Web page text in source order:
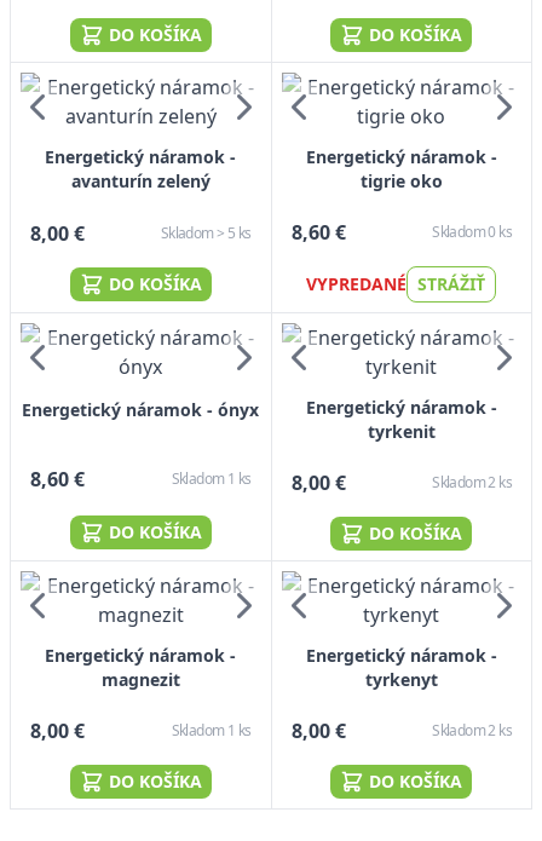
DO KOŠÍKA DO KOŠÍKA
Energetický náramok -
avanturín zelený
8,00 € Skladom > 5 ks
DO KOŠÍKA
Energetický náramok -
tigrie oko
8,60 € Skladom 0 ks
VYPREDANÉ STRÁŽIŤ
Energetický náramok - ónyx
8,60 € Skladom 1 ks
DO KOŠÍKA
Energetický náramok -
tyrkenit
8,00 € Skladom 2 ks
DO KOŠÍKA
Energetický náramok -
magnezit
8,00 € Skladom 1 ks
DO KOŠÍKA
Energetický náramok -
tyrkenyt
8,00 € Skladom 2 ks
DO KOŠÍKA